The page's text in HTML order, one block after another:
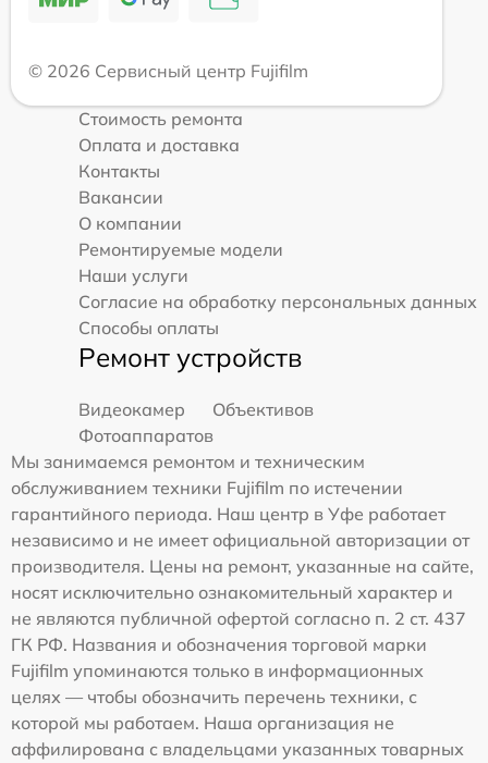
© 2026 Сервисный центр Fujifilm
Стоимость ремонта
Оплата и доставка
Контакты
Вакансии
О компании
Ремонтируемые модели
Наши услуги
Согласие на обработку персональных данных
Способы оплаты
Ремонт устройств
Видеокамер
Объективов
Фотоаппаратов
Мы занимаемся ремонтом и техническим
обслуживанием техники Fujifilm по истечении
гарантийного периода. Наш центр в Уфе работает
независимо и не имеет официальной авторизации от
производителя. Цены на ремонт, указанные на сайте,
носят исключительно ознакомительный характер и
не являются публичной офертой согласно п. 2 ст. 437
ГК РФ. Названия и обозначения торговой марки
Fujifilm упоминаются только в информационных
целях — чтобы обозначить перечень техники, с
которой мы работаем. Наша организация не
аффилирована с владельцами указанных товарных